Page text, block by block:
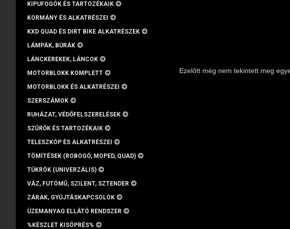
KIPUFOGÓK ÉS TARTOZÉKAIK
KORMÁNY ÉS ALKATRÉSZEI
KXD QUAD ÉS DIRT BIKE ALKATRÉSZEK
LÁMPÁK, BÚRÁK
LÁNCKEREKEK, LÁNCOK
MOTORBLOKK KOMPLETT
MOTORBLOKK ÉS ALKATRÉSZEI
SZERSZÁMOK
RUHÁZAT, VÉDŐFELSZERELÉSEK
SZŰRŐK ÉS TARTOZÉKAIK
TELESZKÓP ÉS ALKATRÉSZEI
TÖMÍTÉSEK (ROBOGÓ, MOPED, QUAD)
TÜKRÖK (UNIVERZÁLIS)
VÁZ, FUTÓMŰ, SZILENT, SZTENDER
ZÁRAK, GYÚJTÁSKAPCSOLÓK
ÜZEMANYAG ELLÁTÓ RENDSZER
%KÉSZLET KISÖPRÉS%
Ezelőtt még nem tekintett meg